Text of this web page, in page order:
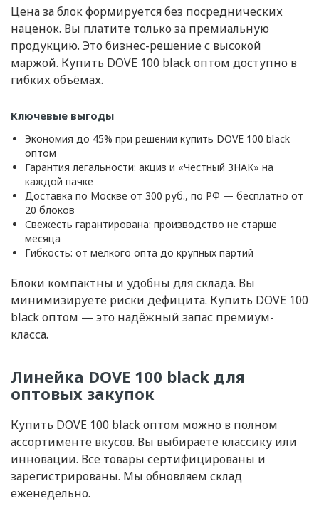
Цена за блок формируется без посреднических
наценок. Вы платите только за премиальную
продукцию. Это бизнес-решение с высокой
маржой. Купить DOVE 100 black оптом доступно в
гибких объёмах.
Ключевые выгоды
Экономия до 45% при решении купить DOVE 100 black
оптом
Гарантия легальности: акциз и «Честный ЗНАК» на
каждой пачке
Доставка по Москве от 300 руб., по РФ — бесплатно от
20 блоков
Свежесть гарантирована: производство не старше
месяца
Гибкость: от мелкого опта до крупных партий
Блоки компактны и удобны для склада. Вы
минимизируете риски дефицита. Купить DOVE 100
black оптом — это надёжный запас премиум-
класса.
Линейка DOVE 100 black для
оптовых закупок
Купить DOVE 100 black оптом можно в полном
ассортименте вкусов. Вы выбираете классику или
инновации. Все товары сертифицированы и
зарегистрированы. Мы обновляем склад
еженедельно.